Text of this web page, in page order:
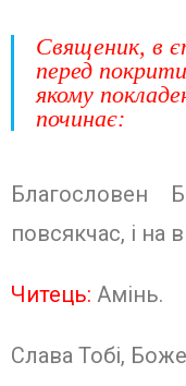
Священик, в
перед
якому
починає:
Благословен
повсякчас, і на
Читець: Амінь.
Слава Тобі,